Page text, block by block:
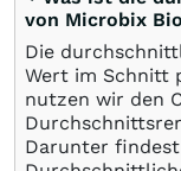
von Microbix
Die
Wert im Schnitt
nutzen wir den
Darunter